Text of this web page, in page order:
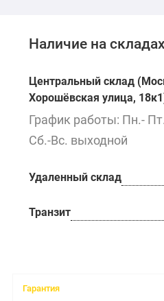
Наличие на складах
Центральный склад
Хорошёвская улица,
График работы: Пн.-
Сб.-Вс. выходной
Удаленный склад
Транзит
Гарантия